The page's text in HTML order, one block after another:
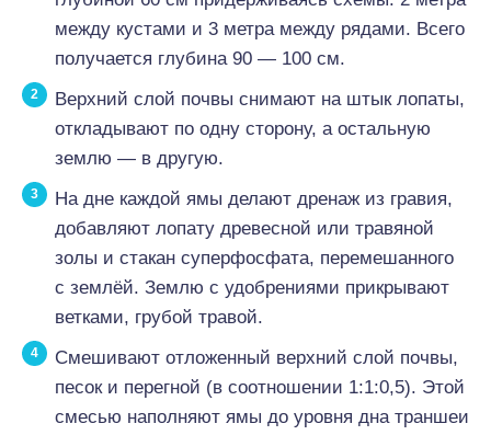
между кустами и 3 метра между рядами. Всего
получается глубина 90 — 100 см.
Верхний слой почвы снимают на штык лопаты,
откладывают по одну сторону, а остальную
землю — в другую.
На дне каждой ямы делают дренаж из гравия,
добавляют лопату древесной или травяной
золы и стакан суперфосфата, перемешанного
с землёй. Землю с удобрениями прикрывают
ветками, грубой травой.
Смешивают отложенный верхний слой почвы,
песок и перегной (в соотношении 1:1:0,5). Этой
смесью наполняют ямы до уровня дна траншеи